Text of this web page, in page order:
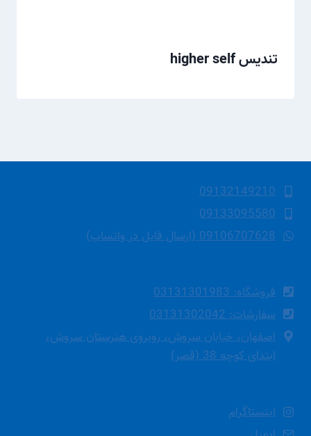
تندیس higher self
09132149210
09133095580
09106707628 (ارسال فایل در واتساپ)
فروشگاه: 03131301983
سفارشات: 03131302042
اصفهان، خیابان سروش، روبروی هنرستان سروش،
ابتدای کوچه 38 (قصر)
اینستاگرام